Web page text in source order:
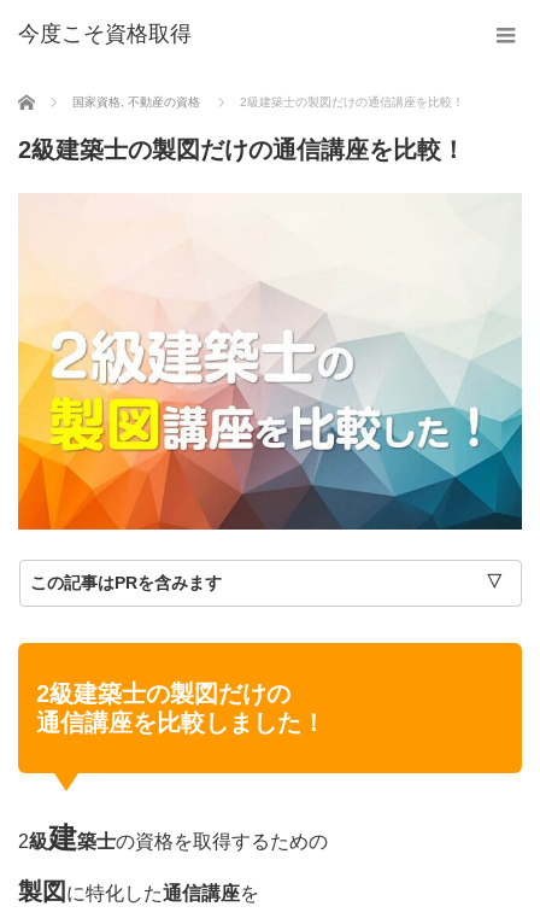
今度こそ資格取得
ホーム 国家資格 不動産の資格 2級建築士の製図だけの通信講座を比較！
2級建築士の製図だけの通信講座を比較！
この記事はPRを含みます
2級建築士の製図だけの
通信講座を比較しました！
2級建築士の資格を取得するための
製図 に特化した通信講座を